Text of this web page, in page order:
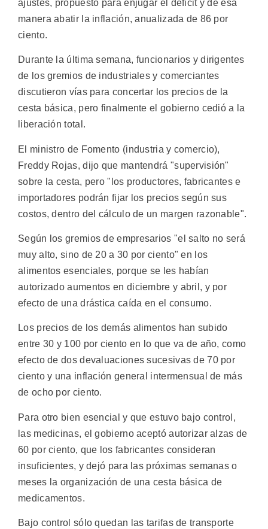
ajustes, propuesto para enjugar el déficit y de esa
manera abatir la inflación, anualizada de 86 por
ciento.
Durante la última semana, funcionarios y dirigentes
de los gremios de industriales y comerciantes
discutieron vías para concertar los precios de la
cesta básica, pero finalmente el gobierno cedió a la
liberación total.
El ministro de Fomento (industria y comercio),
Freddy Rojas, dijo que mantendrá "supervisión"
sobre la cesta, pero "los productores, fabricantes e
importadores podrán fijar los precios según sus
costos, dentro del cálculo de un margen razonable".
Según los gremios de empresarios "el salto no será
muy alto, sino de 20 a 30 por ciento" en los
alimentos esenciales, porque se les habían
autorizado aumentos en diciembre y abril, y por
efecto de una drástica caída en el consumo.
Los precios de los demás alimentos han subido
entre 30 y 100 por ciento en lo que va de año, como
efecto de dos devaluaciones sucesivas de 70 por
ciento y una inflación general intermensual de más
de ocho por ciento.
Para otro bien esencial y que estuvo bajo control,
las medicinas, el gobierno aceptó autorizar alzas de
60 por ciento, que los fabricantes consideran
insuficientes, y dejó para las próximas semanas o
meses la organización de una cesta básica de
medicamentos.
Bajo control sólo quedan las tarifas de transporte